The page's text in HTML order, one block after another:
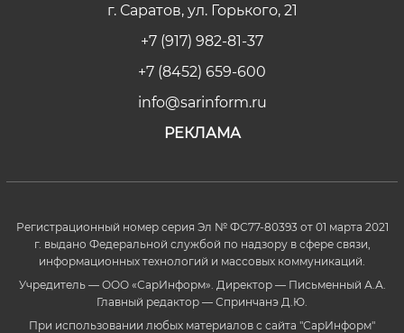
г. Саратов, ул. Горького, 21
+7 (917) 982-81-37
+7 (8452) 659-600
info@sarinform.ru
РЕКЛАМА
Регистрационный номер серия Эл № ФС77-80393 от 01 марта 2021
г. выдано Федеральной службой по надзору в сфере связи,
информационных технологий и массовых коммуникаций.
Учредитель — ООО «СарИнформ». Директор — Письменный А.А.
Главный редактор — Спринчанэ Д.Ю.
При использовании любых материалов с сайта "СарИнформ"